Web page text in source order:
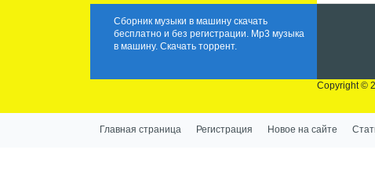
Copyright ©
Сборник музыки в машину скачать
бесплатно и без регистрации. Mp3 музыка
в машину. Скачать торрент.
Главная страница Регистрация Новое на сайте